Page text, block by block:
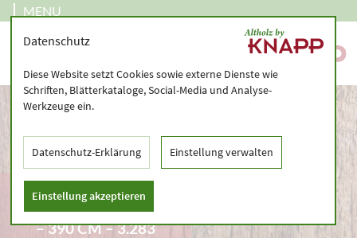
MENU
9.711.111.452 –
LACKIERT – LÄNGE 230
– 390 CM – 3.283
Datenschutz
Diese Website setzt Cookies sowie externe Dienste wie
Schriften, Blätterkataloge, Social-Media und Analyse-
Werkzeuge ein.
Datenschutz-Erklärung Einstellung verwalten
Einstellung akzeptieren